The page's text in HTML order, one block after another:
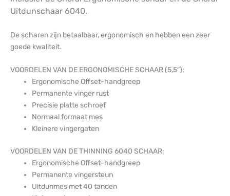
Uitdunschaar 6040.
De scharen zijn betaalbaar, ergonomisch en hebben een zeer
goede kwaliteit.
VOORDELEN VAN DE ERGONOMISCHE SCHAAR (5,5″):
Ergonomische Offset-handgreep
Permanente vinger rust
Precisie platte schroef
Normaal formaat mes
Kleinere vingergaten
VOORDELEN VAN DE THINNING 6040 SCHAAR:
Ergonomische Offset-handgreep
Permanente vingersteun
Uitdunmes met 40 tanden